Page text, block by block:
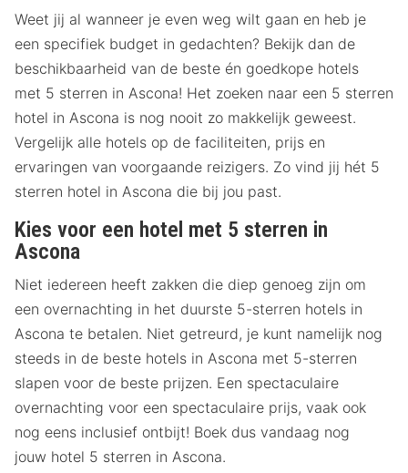
Weet jij al wanneer je even weg wilt gaan en heb je
een specifiek budget in gedachten? Bekijk dan de
beschikbaarheid van de beste én goedkope hotels
met 5 sterren in Ascona! Het zoeken naar een 5 sterren
hotel in Ascona is nog nooit zo makkelijk geweest.
Vergelijk alle hotels op de faciliteiten, prijs en
ervaringen van voorgaande reizigers. Zo vind jij hét 5
sterren hotel in Ascona die bij jou past.
Kies voor een hotel met 5 sterren in
Ascona
Niet iedereen heeft zakken die diep genoeg zijn om
een overnachting in het duurste 5-sterren hotels in
Ascona te betalen. Niet getreurd, je kunt namelijk nog
steeds in de beste hotels in Ascona met 5-sterren
slapen voor de beste prijzen. Een spectaculaire
overnachting voor een spectaculaire prijs, vaak ook
nog eens inclusief ontbijt! Boek dus vandaag nog
jouw hotel 5 sterren in Ascona.